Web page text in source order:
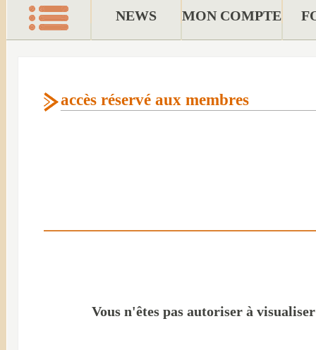
NEWS MON COMPTE
accès réservé aux membres
Vous n'êtes pas autoriser à